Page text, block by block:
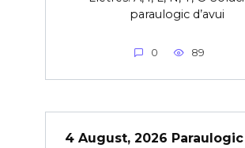
paraulogic d’avui
0 89
4 August, 2026 Paraulogic